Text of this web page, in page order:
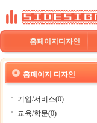
홈페이지디자인
홈페이지 디자인
기업/서비스(0)
교육/학문(0)